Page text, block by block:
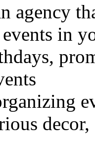
agency
events in